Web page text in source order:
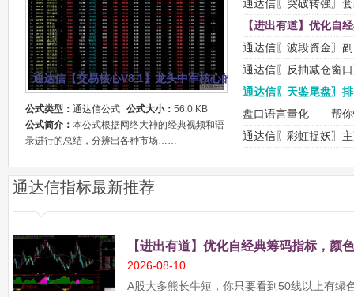
通达信【交易核心V8.1】龙头中军核心的定义指标 不停打磨且经
公式类型： 通达信公式 公式大小： 56.0 KB
公式简介： 本公式根据网络大神的经典视频和语
录进行的总结，分辨出各种市场……
通达信〖突破转强〗
启动的买入时机 源码
【进出有道】优化自
仓，卖点提醒也较及
通达信〖波段资金〗
与底部启动点 源码
通达信〖反抽减仓窗
减仓利器 源码
通达信〖天鉴尾盘〗
信号精准不泛滥 源码
盘口语言量化——帮你
些信号值得关注 副图
通达信〖彩虹捉妖〗
通达信指标最新推荐
2026-08-10